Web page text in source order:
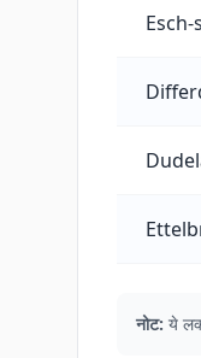
नोट: ये